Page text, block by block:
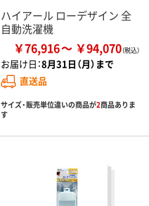
ハイアール ローデザイン 全
自動洗濯機
￥76,916 ￥94,070
お届け日：8月31日（月）まで
直送品
サイズ・販売単位違いの商品が2商品ありま
す